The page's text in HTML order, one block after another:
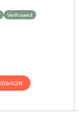
Verfrissend